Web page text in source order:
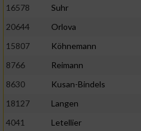
16578
Suhr
20644
Orlova
15807
Köhnemann
8766
Reimann
8630
Kusan-Bindels
18127
Langen
4041
Letellier